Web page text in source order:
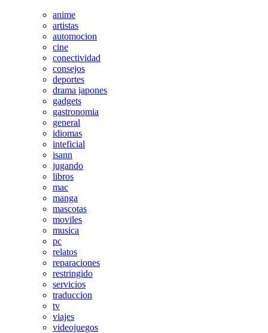
anime
artistas
automocion
cine
conectividad
consejos
deportes
drama japones
gadgets
gastronomia
general
idiomas
inteficial
isann
jugando
libros
mac
manga
mascotas
moviles
musica
pc
relatos
reparaciones
restringido
servicios
traduccion
tv
viajes
videojuegos